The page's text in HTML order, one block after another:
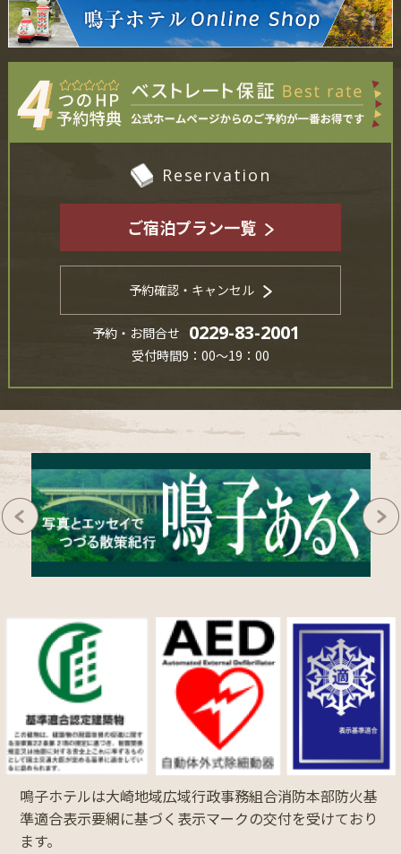
Reservation
ご宿泊プラン一覧
予約確認・キャンセル
予約・お問合せ 0229-83-2001
受付時間9：00～19：00
鳴子ホテルは大崎地域広域行政事務組合消防本部防火基
準適合表示要網に基づく表示マークの交付を受けており
ます。